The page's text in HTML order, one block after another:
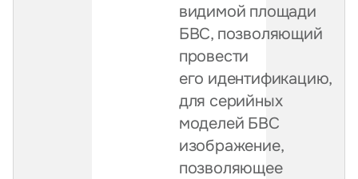
видимой площади
БВС, позволяющий
провести
его идентификацию,
для серийных
моделей БВС
изображение,
позволяющее